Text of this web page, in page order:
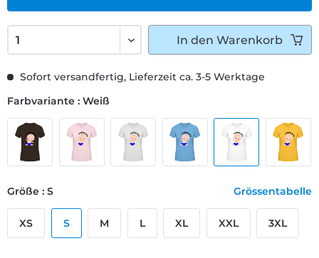
Sofort versandfertig, Lieferzeit ca. 3-5 Werktage
Farbvariante : Weiß
Größe : S Grössentabelle
XS S M L XL XXL 3XL
In den Warenkorb